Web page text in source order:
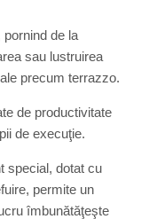
de la
sau lustruirea
precum terrazzo.
de productivitate
de execuţie.
special, dotat cu
permite un
îmbunătăţeşte